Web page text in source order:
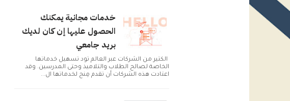
خدمات مجانية يمكنك
الحصول عليها إن كان لديك
بريد جامعي
الكثير من الشركات عبر العالم تود تسهيل خدماتها
الخاصة لصالح الطلاب والتلاميذ وحتى المدرسين. وقد
اعتادت هذه الشركات أن تقدم مِنح لخدماتها ال...